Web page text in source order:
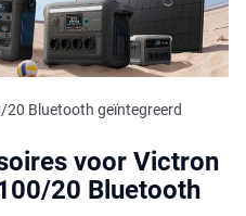
Bluetooth geïntegreerd
voor Victron
20 Bluetooth